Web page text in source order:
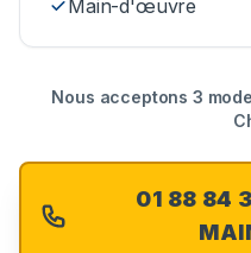
Main-d'œuvre
Nous acceptons 3
01 88 84